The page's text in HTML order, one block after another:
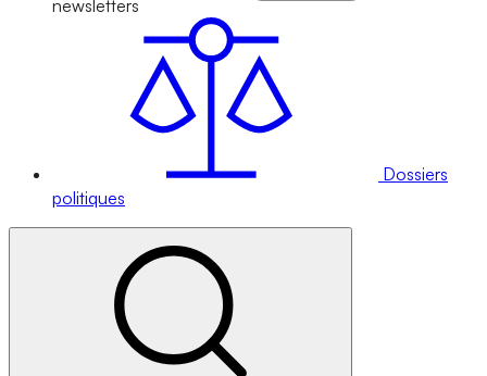
newsletters
Dossiers
politiques